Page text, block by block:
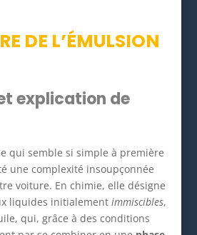
DE L’ÉMULSION
explication de
qui semble si simple à première
une complexité insoupçonnée
voiture. En chimie, elle désigne
liquides initialement immiscibles,
qui, grâce à des conditions